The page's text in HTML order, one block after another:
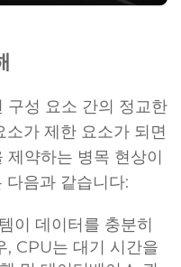
구성 요소 간의 정교한
가 제한 요소가 되면
제약하는 병목 현상이
다음과 같습니다:
이 데이터를 충분히
, CPU는 대기 시간을